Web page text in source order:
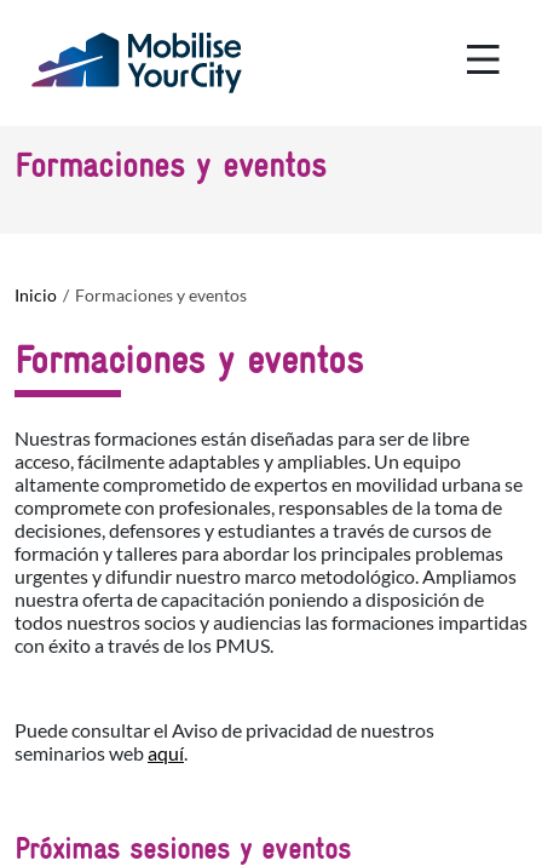
Formaciones y eventos
Inicio Formaciones y eventos
Formaciones y eventos
Nuestras formaciones están diseñadas para ser de libre
acceso, fácilmente adaptables y ampliables. Un equipo
altamente comprometido de expertos en movilidad urbana se
compromete con profesionales, responsables de la toma de
decisiones, defensores y estudiantes a través de cursos de
formación y talleres para abordar los principales problemas
urgentes y difundir nuestro marco metodológico. Ampliamos
nuestra oferta de capacitación poniendo a disposición de
todos nuestros socios y audiencias las formaciones impartidas
con éxito a través de los PMUS.
Puede consultar el Aviso de privacidad de nuestros
seminarios webaquí.
Próximas sesiones y eventos